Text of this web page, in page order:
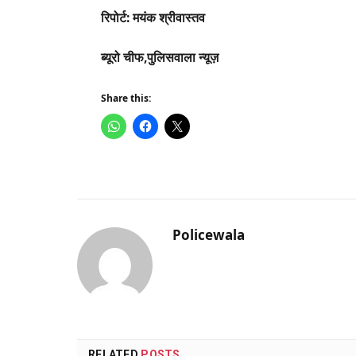
रिपोर्ट: मयंक श्रीवास्तव
ब्यूरो चीफ,पुलिसवाला न्यूज़
Share this:
Policewala